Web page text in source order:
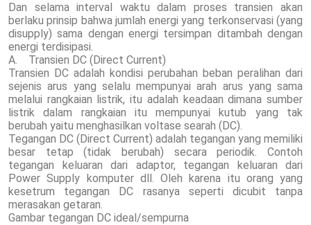
Dan selama interval waktu dalam proses transien akan
berlaku prinsip bahwa jumlah energi yang terkonservasi (yang
disupply) sama dengan energi tersimpan ditambah dengan
energi terdisipasi.
A. Transien DC (Direct Current)
Transien DC adalah kondisi perubahan beban peralihan dari
sejenis arus yang selalu mempunyai arah arus yang sama
melalui rangkaian listrik, itu adalah keadaan dimana sumber
listrik dalam rangkaian itu mempunyai kutub yang tak
berubah yaitu menghasilkan voltase searah (DC).
Tegangan DC (Direct Current) adalah tegangan yang memiliki
besar tetap (tidak berubah) secara periodik. Contoh
tegangan keluaran dari adaptor, tegangan keluaran dari
Power Supply komputer dll. Oleh karena itu orang yang
kesetrum tegangan DC rasanya seperti dicubit tanpa
merasakan getaran.
Gambar tegangan DC ideal/sempurna